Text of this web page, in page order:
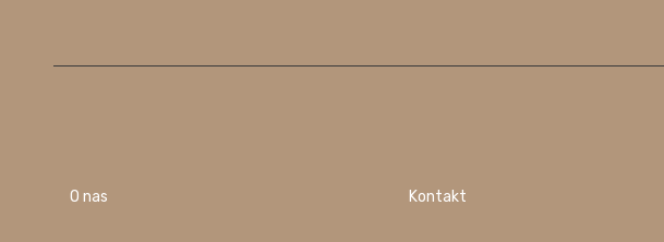
O nas Kontakt